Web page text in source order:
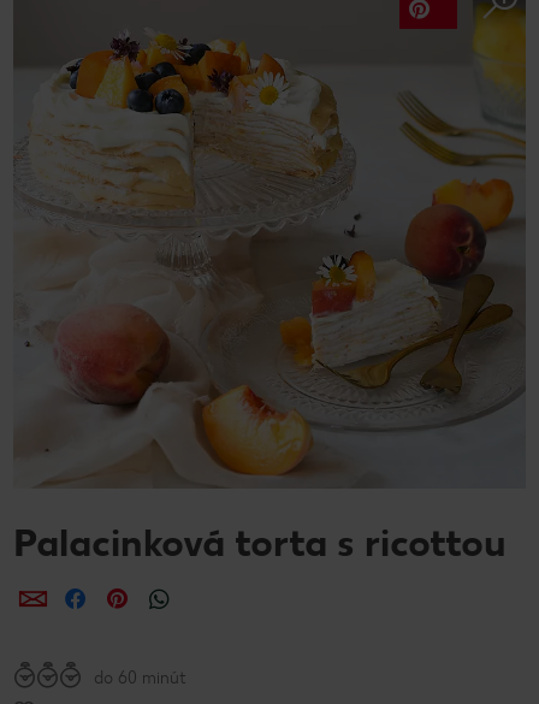
Palacinková torta s ricottou
ZdieľaťZdieľaťZdieľať
do 60 minút